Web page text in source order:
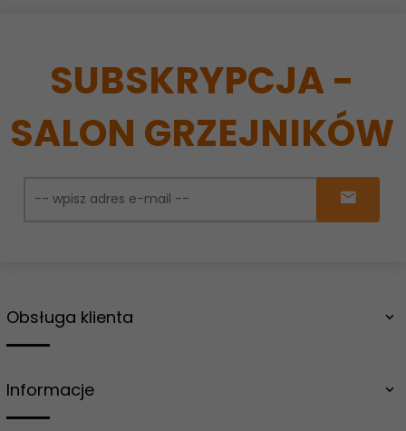
SUBSKRYPCJA -
SALON GRZEJNIKÓW
Obsługa klienta
Informacje